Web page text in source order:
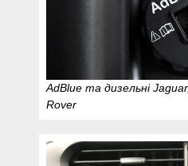
AdBlue та дизельні
Rover